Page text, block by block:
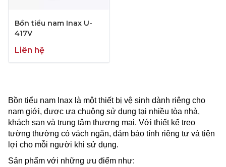
Bồn tiểu nam Inax U-
417V
Liên hệ
Bồn tiểu nam Inax là một thiết bị vệ sinh dành riêng cho
nam giới, được ưa chuộng sử dụng tại nhiều tòa nhà,
khách sạn và trung tâm thương mại. Với thiết kế treo
tường thường có vách ngăn, đảm bảo tính riêng tư và tiện
lợi cho mỗi người khi sử dụng.
Sản phẩm với những ưu điểm như: